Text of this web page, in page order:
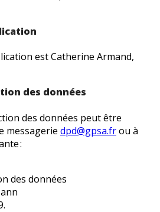
est Catherine Armand,
des données
des données peut être
messagerie dpd@gpsa.frou à
:
des données